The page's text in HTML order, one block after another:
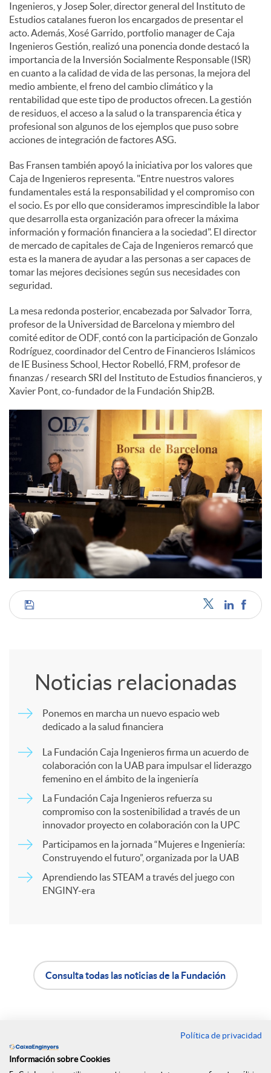
d
o
s
Ingenieros, y Josep Soler, director general del Instituto de
Estudios catalanes fueron los encargados de presentar el
acto. Además, Xosé Garrido, portfolio manager de Caja
Ingenieros Gestión, realizó una ponencia donde destacó la
importancia de la Inversión Socialmente Responsable (ISR)
en cuanto a la calidad de vida de las personas, la mejora del
medio ambiente, el freno del cambio climático y la
rentabilidad que este tipo de productos ofrecen. La gestión
de residuos, el acceso a la salud o la transparencia ética y
profesional son algunos de los ejemplos que puso sobre
acciones de integración de factores ASG.
Bas Fransen también apoyó la iniciativa por los valores que
Caja de Ingenieros representa. "Entre nuestros valores
fundamentales está la responsabilidad y el compromiso con
el socio. Es por ello que consideramos imprescindible la labor
que desarrolla esta organización para ofrecer la máxima
información y formación financiera a la sociedad". El director
de mercado de capitales de Caja de Ingenieros remarcó que
esta es la manera de ayudar a las personas a ser capaces de
tomar las mejores decisiones según sus necesidades con
seguridad.
La mesa redonda posterior, encabezada por Salvador Torra,
profesor de la Universidad de Barcelona y miembro del
comité editor de ODF, contó con la participación de Gonzalo
Rodríguez, coordinador del Centro de Financieros Islámicos
de IE Business School, Hector Robelló, FRM, profesor de
finanzas / research SRI del Instituto de Estudios financieros, y
Xavier Pont, co-fundador de la Fundación Ship2B.
C
m
t
R
Noticias relacionadas
Ponemos en marcha un nuevo espacio web
dedicado a la salud financiera
La Fundación Caja Ingenieros firma un acuerdo de
colaboración con la UAB para impulsar el liderazgo
femenino en el ámbito de la ingeniería
La Fundación Caja Ingenieros refuerza su
compromiso con la sostenibilidad a través de un
innovador proyecto en colaboración con la UPC
Participamos en la jornada “Mujeres e Ingeniería:
Construyendo el futuro”, organizada por la UAB
Aprendiendo las STEAM a través del juego con
ENGINY-era
Consulta todas las noticias de la Fundación
Política de privacidad
Información sobre Cookies